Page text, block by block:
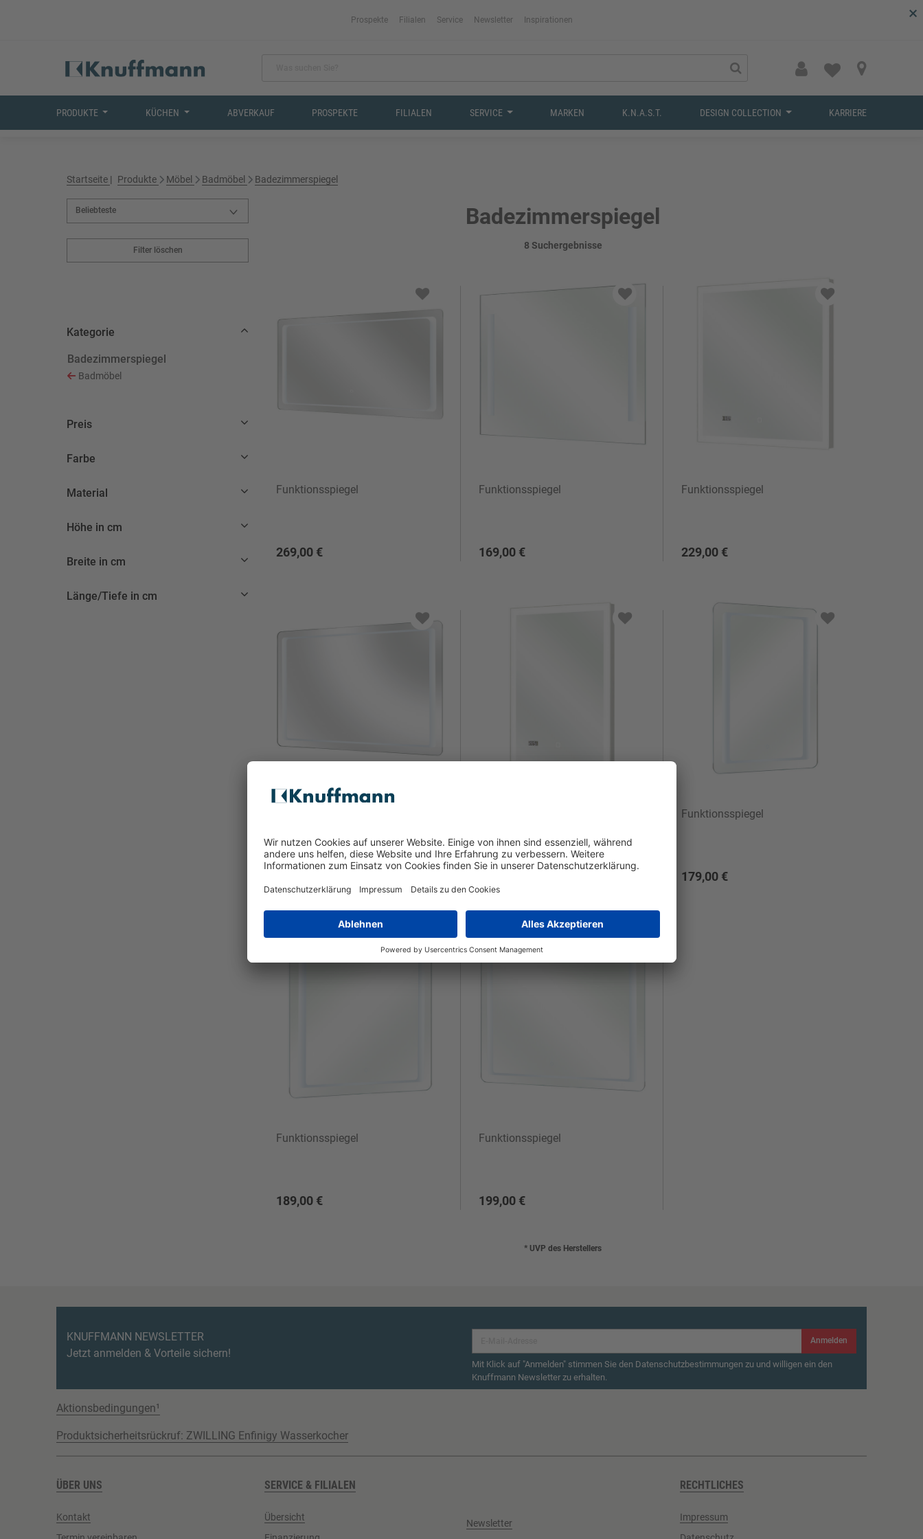
×
Prospekte Filialen Service Newsletter Inspirationen
PRODUKTE KÜCHEN ABVERKAUF PROSPEKTE FILIALEN SERVICE MARKEN K.N.A.S.T. DESIGN COLLECTION KARRIERE
Startseite Produkte Möbel Badmöbel Badezimmerspiegel
Badezimmerspiegel
Filter löschen
Kategorie
Badezimmerspiegel
Ausgewählt Derzeit verfeinert von Kategorie: Badezimmerspiegel
Badmöbel
Preis
Farbe
Material
Höhe in cm
Breite in cm
Länge/Tiefe in cm
8 Suchergebnisse
Funktionsspiegel
269,00 €
Funktionsspiegel
169,00 €
Funktionsspiegel
229,00 €
Funktionsspiegel
179,00 €
Funktionsspiegel
189,00 €
Funktionsspiegel
199,00 €
* UVP des Herstellers
KNUFFMANN NEWSLETTER
Jetzt anmelden & Vorteile sichern!
Anmelden
Mit Klick auf "Anmelden" stimmen Sie den Datenschutzbestimmungen zu und willigen ein den
Knuffmann Newsletter zu erhalten.
Aktionsbedingungen¹
Produktsicherheitsrückruf: ZWILLING Enfinigy Wasserkocher
ÜBER UNS
Kontakt
SERVICE & FILIALEN
Übersicht
Newsletter
RECHTLICHES
Impressum